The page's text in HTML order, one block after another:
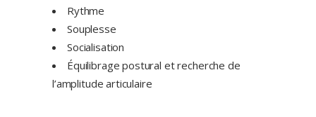
Rythme
Souplesse
Socialisation
Équilibrage postural et recherche de
l’amplitude articulaire